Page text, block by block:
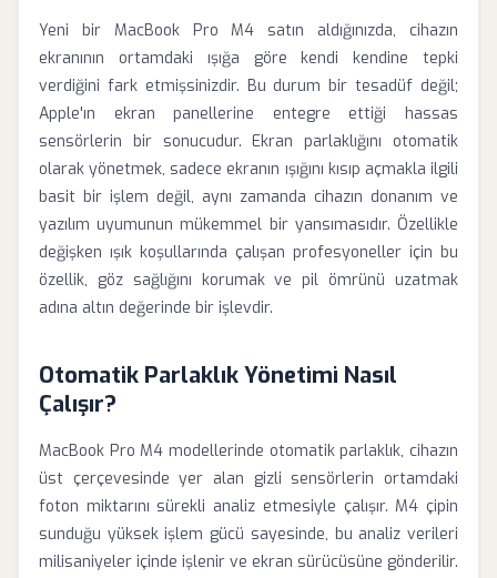
Yeni bir MacBook Pro M4 satın aldığınızda, cihazın
ekranının ortamdaki ışığa göre kendi kendine tepki
verdiğini fark etmişsinizdir. Bu durum bir tesadüf değil;
Apple'ın ekran panellerine entegre ettiği hassas
sensörlerin bir sonucudur. Ekran parlaklığını otomatik
olarak yönetmek, sadece ekranın ışığını kısıp açmakla ilgili
basit bir işlem değil, aynı zamanda cihazın donanım ve
yazılım uyumunun mükemmel bir yansımasıdır. Özellikle
değişken ışık koşullarında çalışan profesyoneller için bu
özellik, göz sağlığını korumak ve pil ömrünü uzatmak
adına altın değerinde bir işlevdir.
Otomatik Parlaklık Yönetimi Nasıl
Çalışır?
MacBook Pro M4 modellerinde otomatik parlaklık, cihazın
üst çerçevesinde yer alan gizli sensörlerin ortamdaki
foton miktarını sürekli analiz etmesiyle çalışır. M4 çipin
sunduğu yüksek işlem gücü sayesinde, bu analiz verileri
milisaniyeler içinde işlenir ve ekran sürücüsüne gönderilir.